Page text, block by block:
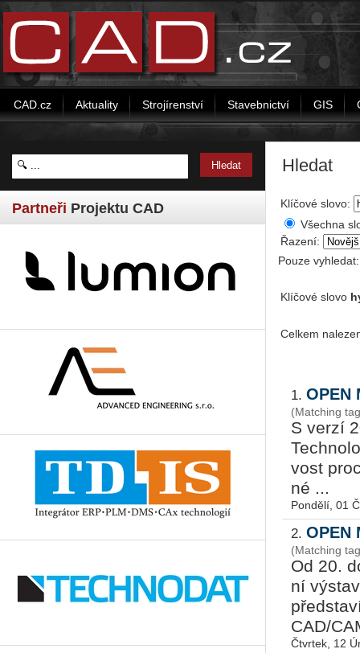
CAD.cz Aktuality Strojírenství Stavebnictví GIS
Partneři Projektu CAD
Hledat
Klíčové slovo:
Všechna
Řazení:
Pouze
Klíčové slovo
Celkem
1. OPEN
(Matching
S verzí
vost
né ...
Pondělí, 01
2. OPEN
(Matching
Od 20.
ní
CAD/
Čtvrtek, 12